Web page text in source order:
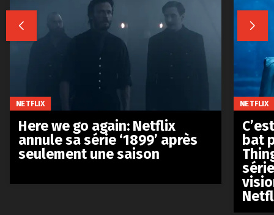
 
NETFLIX
Here we go again: Netflix
annule sa série ‘1899’ après
seulement une saison
NETFLIX
bat